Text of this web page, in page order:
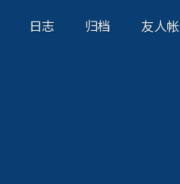
日志 归档 友人帐